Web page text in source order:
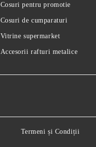
Cosuri pentru promotie
Cosuri de cumparaturi
Vitrine supermarket
Accesorii rafturi metalice
Termeni și Condiții